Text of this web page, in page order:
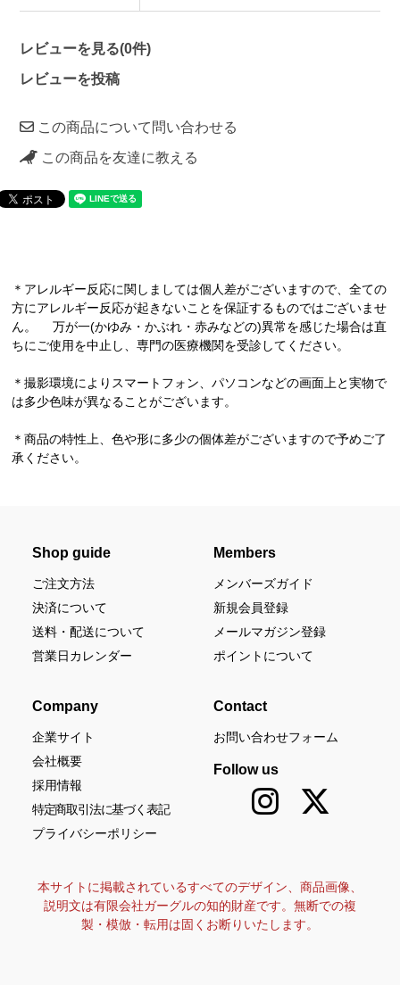
レビューを見る(0件)
レビューを投稿
この商品について問い合わせる
この商品を友達に教える
＊アレルギー反応に関しましては個人差がございますので、全ての
方にアレルギー反応が起きないことを保証するものではございませ
ん。 万が一(かゆみ・かぶれ・赤みなどの)異常を感じた場合は直
ちにご使用を中止し、専門の医療機関を受診してください。
＊撮影環境によりスマートフォン、パソコンなどの画面上と実物で
は多少色味が異なることがございます。
＊商品の特性上、色や形に多少の個体差がございますので予めご了
承ください。
Shop guide
ご注文方法
決済について
送料・配送について
営業日カレンダー
Members
メンバーズガイド
新規会員登録
メールマガジン登録
ポイントについて
Company
企業サイト
会社概要
採用情報
特定商取引法に基づく表記
プライバシーポリシー
Contact
お問い合わせフォーム
Follow us
本サイトに掲載されているすべてのデザイン、商品画像、
説明文は有限会社ガーグルの知的財産です。無断での複
製・模倣・転用は固くお断りいたします。